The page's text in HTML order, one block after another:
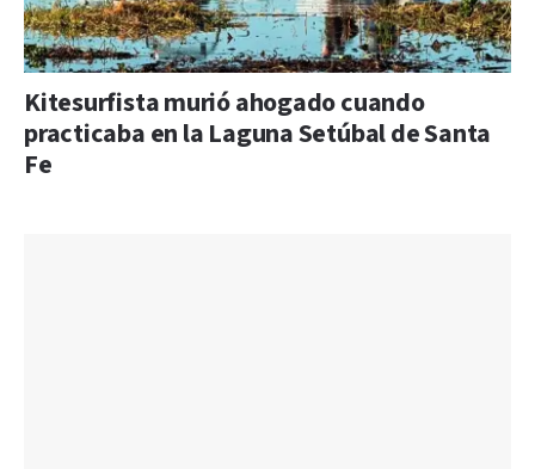
Kitesurfista murió ahogado cuando
practicaba en la Laguna Setúbal de Santa
Fe